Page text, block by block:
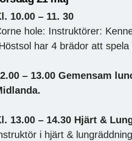
10.00 – 11. 30
hole: Instruktörer:
har 4 brädor att spela
– 13.00 Gemensam
13.00 – 14.30 Hjärt &
i hjärt &